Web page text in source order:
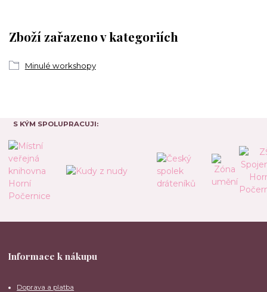
Zboží zařazeno v kategoriích
Minulé workshopy
S KÝM SPOLUPRACUJI:
Informace k nákupu
Doprava a platba